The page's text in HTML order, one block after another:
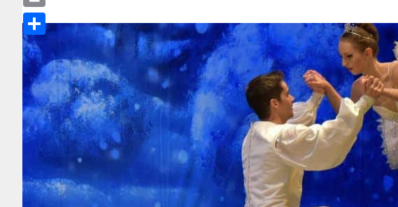
Print
Share